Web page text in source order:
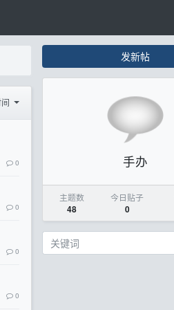
0
0
0
0
发新帖
手办
主题数
48
今日贴子
0